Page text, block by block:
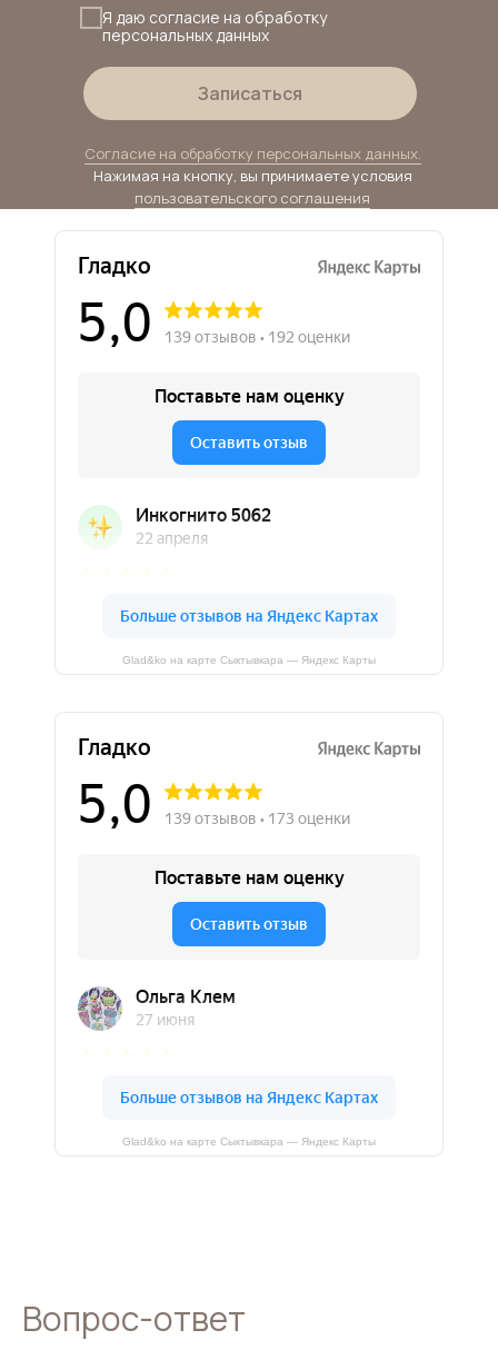
Я даю согласие на обработку
персональных данных
Записаться
Согласие на обработку персональных данных.
Нажимая на кнопку, вы принимаете условия
пользовательского соглашения
Glad&ko на карте Сыктывкара — Яндекс Карты
Glad&ko на карте Сыктывкара — Яндекс Карты
Вопрос-ответ